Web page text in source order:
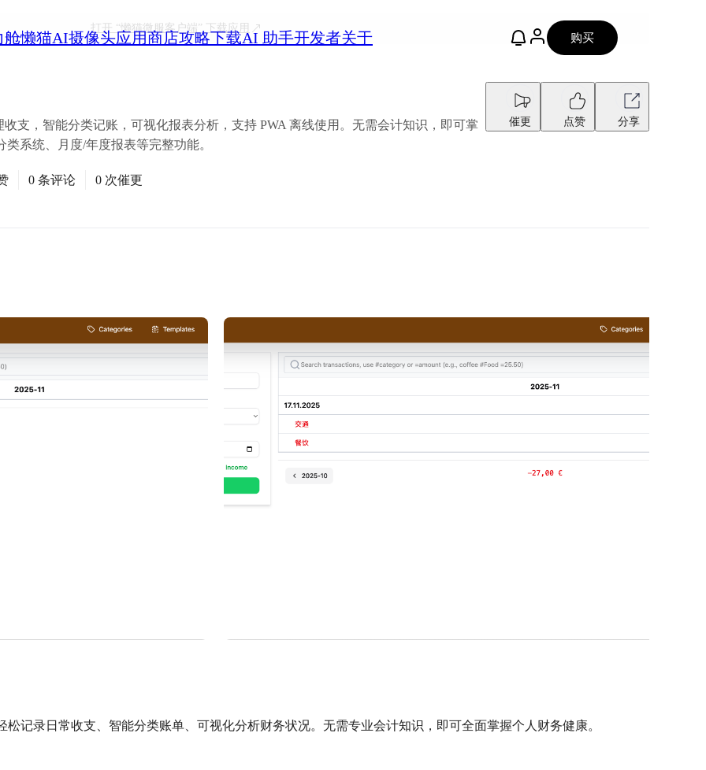
舱懒猫AI摄像头应用商店攻略下载AI 助手开发者关于 购买
打开 “懒猫微服客户端”下载应用
支，智能分类记账，可视化报表分析，支持 PWA 离线使用。无需会计知识，即可掌
系统、月度/年度报表等完整功能。
催更 点赞 分享
0 条评论 0 次催更
记录日常收支、智能分类账单、可视化分析财务状况。无需专业会计知识，即可全面掌握个人财务健康。